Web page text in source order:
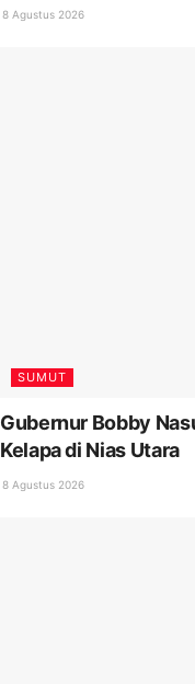
8 Agustus 2026
SUMUT
Gubernur Bobby
Kelapa di Nias Utara
8 Agustus 2026